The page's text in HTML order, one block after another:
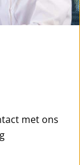
met ons